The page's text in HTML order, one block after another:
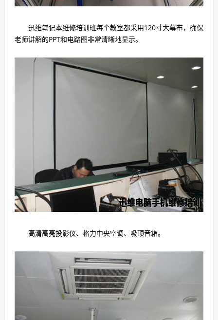
迅维笔记本维修培训班每个教室都采用120寸大幕布，确保
老师讲解的PPT和电路图非常清晰地显示。
高清高亮投影仪、格力中央空调、吸顶音箱。